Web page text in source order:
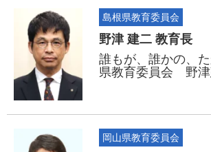
島根県教育委員会
野津 建二 教育長
誰もが、誰かの、
県教育委員会 野
岡山県教育委員会